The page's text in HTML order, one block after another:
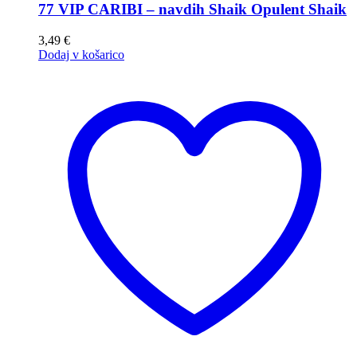
77 VIP CARIBI – navdih Shaik Opulent Shaik
3,49 €
Dodaj v košarico